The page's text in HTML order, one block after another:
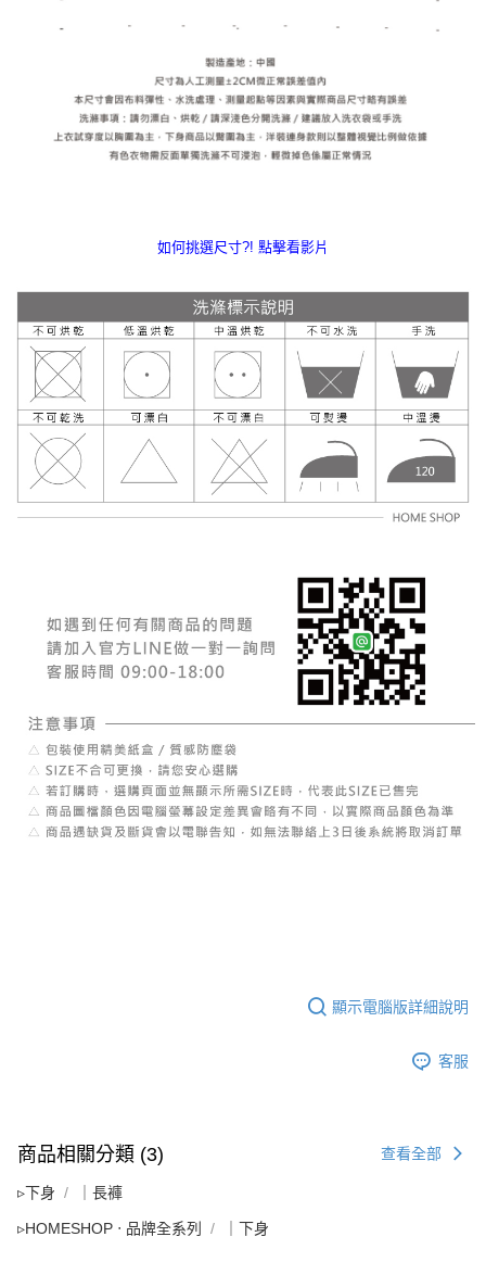
如何挑選尺寸?! 點擊看影片
顯示電腦版詳細說明
客服
商品相關分類 (3) 查看全部
▹下身 ｜長褲
▹HOMESHOP ‧ 品牌全系列 ｜下身